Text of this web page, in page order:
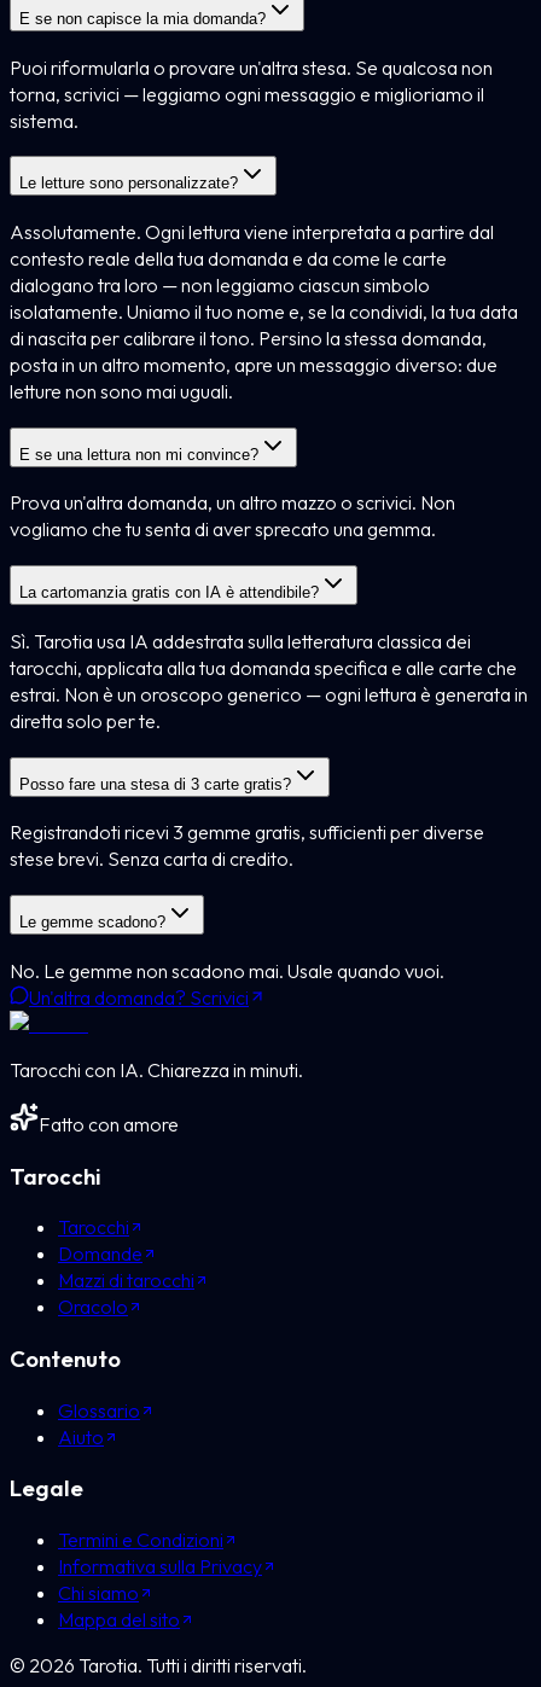
E se non capisce la mia domanda?
Puoi riformularla o provare un'altra stesa. Se qualcosa non
torna, scrivici — leggiamo ogni messaggio e miglioriamo il
sistema.
Le letture sono personalizzate?
Assolutamente. Ogni lettura viene interpretata a partire dal
contesto reale della tua domanda e da come le carte
dialogano tra loro — non leggiamo ciascun simbolo
isolatamente. Uniamo il tuo nome e, se la condividi, la tua data
di nascita per calibrare il tono. Persino la stessa domanda,
posta in un altro momento, apre un messaggio diverso: due
letture non sono mai uguali.
E se una lettura non mi convince?
Prova un'altra domanda, un altro mazzo o scrivici. Non
vogliamo che tu senta di aver sprecato una gemma.
La cartomanzia gratis con IA è attendibile?
Sì. Tarotia usa IA addestrata sulla letteratura classica dei
tarocchi, applicata alla tua domanda specifica e alle carte che
estrai. Non è un oroscopo generico — ogni lettura è generata in
diretta solo per te.
Posso fare una stesa di 3 carte gratis?
Registrandoti ricevi 3 gemme gratis, sufficienti per diverse
stese brevi. Senza carta di credito.
Le gemme scadono?
No. Le gemme non scadono mai. Usale quando vuoi.
Un'altra domanda? Scrivici
Tarocchi con IA. Chiarezza in minuti.
Fatto con amore
Tarocchi
Tarocchi
Domande
Mazzi di tarocchi
Oracolo
Contenuto
Glossario
Aiuto
Legale
Termini e Condizioni
Informativa sulla Privacy
Chi siamo
Mappa del sito
© 2026 Tarotia. Tutti i diritti riservati.